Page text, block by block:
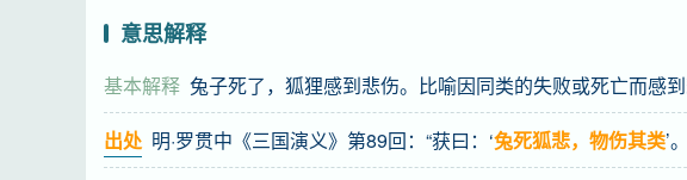
意思解释
基本解释 兔子死了，狐狸感到悲伤。比喻因同类的失败或死亡而感到
出处 明·罗贯中《三国演义》第89回：“获曰：‘兔死狐悲，物伤其类’